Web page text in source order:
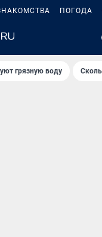
ПОГОДА
грязную воду